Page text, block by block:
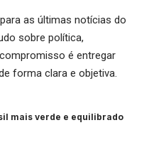
as últimas notícias do
sobre política,
é entregar
forma clara e objetiva.
mais verde e equilibrado